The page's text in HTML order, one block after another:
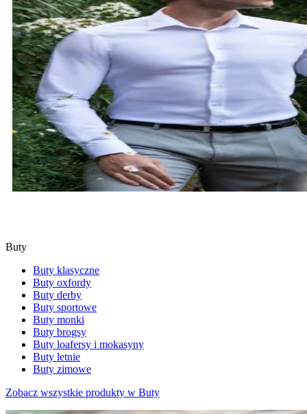
Buty
Buty klasyczne
Buty oxfordy
Buty derby
Buty sportowe
Buty monki
Buty brogsy
Buty loafersy i mokasyny
Buty letnie
Buty zimowe
Zobacz wszystkie produkty w Buty